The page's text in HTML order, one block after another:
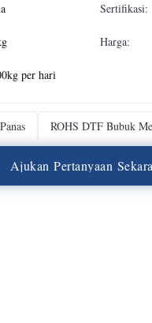
Sertifikasi:
Harga:
per hari
ROHS DTF Bubuk
Ajukan Pertanyaan Sekara